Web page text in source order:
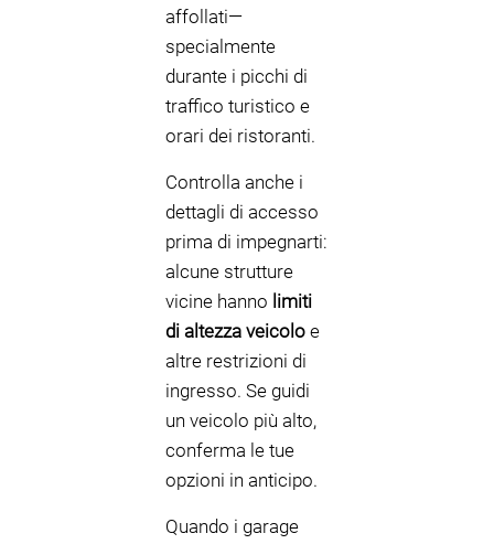
affollati—
specialmente
durante i picchi di
traffico turistico e
orari dei ristoranti.
Controlla anche i
dettagli di accesso
prima di impegnarti:
alcune strutture
vicine hanno limiti
di altezza veicolo e
altre restrizioni di
ingresso. Se guidi
un veicolo più alto,
conferma le tue
opzioni in anticipo.
Quando i garage